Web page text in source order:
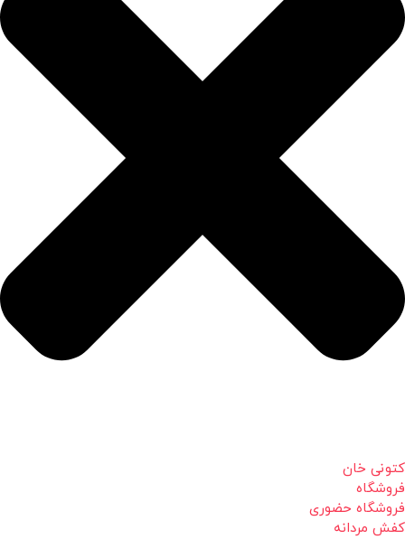
کتونی خان
فروشگاه
فروشگاه حضوری
کفش مردانه